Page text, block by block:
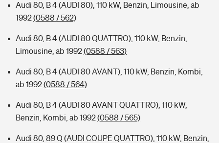
Audi 80, B 4 (AUDI 80), 110 kW, Benzin, Limousine, ab
1992(0588 / 562)
Audi 80, B 4 (AUDI 80 QUATTRO), 110 kW, Benzin,
Limousine, ab 1992(0588 / 563)
Audi 80, B 4 (AUDI 80 AVANT), 110 kW, Benzin, Kombi,
ab 1992(0588 / 564)
Audi 80, B 4 (AUDI 80 AVANT QUATTRO), 110 kW,
Benzin, Kombi, ab 1992(0588 / 565)
Audi 80, 89 Q (AUDI COUPE QUATTRO), 110 kW, Benzin,